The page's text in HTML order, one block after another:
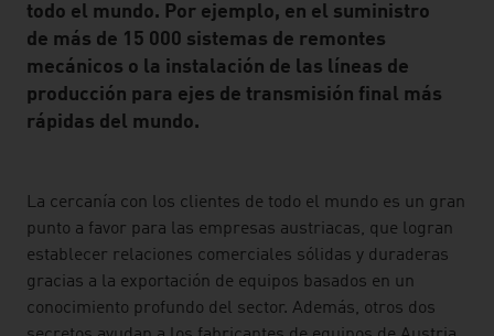
todo el mundo. Por ejemplo, en el suministro
de más de 15 000 sistemas de remontes
mecánicos o la instalación de las líneas de
producción para ejes de transmisión final más
rápidas del mundo.
listen
La cercanía con los clientes de todo el mundo es un gran
punto a favor para las empresas austriacas, que logran
establecer relaciones comerciales sólidas y duraderas
gracias a la exportación de equipos basados en un
conocimiento profundo del sector. Además, otros dos